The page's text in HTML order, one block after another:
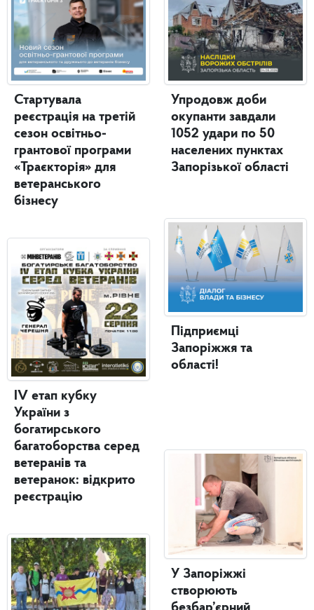
Стартувала
реєстрація на третій
сезон освітньо-
грантової програми
«Траєкторія» для
ветеранського
бізнесу
IV етап кубку
України з
богатирського
багатоборства серед
ветеранів та
ветеранок: відкрито
реєстрацію
Упродовж доби
окупанти завдали
1052 удари по 50
населених пунктах
Запорізької області
Підприємці
Запоріжжя та
області!
У Запоріжжі
створюють